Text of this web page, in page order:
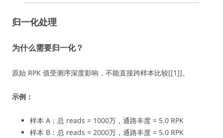
归一化处理
为什么需要归一化？
原始 RPK 值受测序深度影响，不能直接跨样本比较[[1]]。
示例：
样本 A：总 reads = 1000万，通路丰度 = 5.0 RPK
样本 B：总 reads = 2000万，通路丰度 = 5.0 RPK